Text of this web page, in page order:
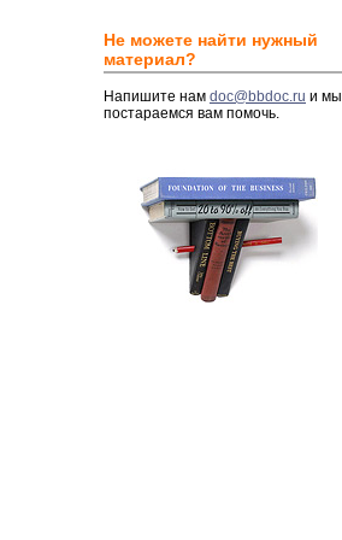
Не можете найти нужный
материал?
Напишите нам doc@bbdoc.ru и мы
постараемся вам помочь.